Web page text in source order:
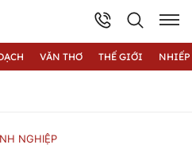
VĂN THƠ THẾ GIỚI
NGHIỆP